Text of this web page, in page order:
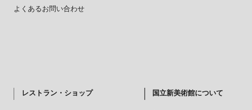
よくあるお問い合わせ
レストラン・ショップ 国立新美術館について